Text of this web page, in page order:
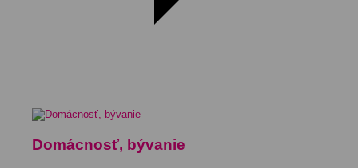
Domácnosť, bývanie